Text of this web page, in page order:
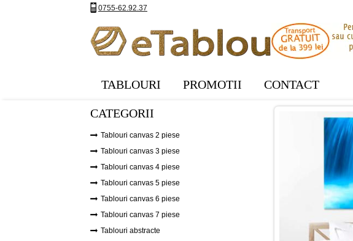
0755-62.92.37
TABLOURI PROMOTII CONTACT
CATEGORII
Tablouri canvas 2 piese
Tablouri canvas 3 piese
Tablouri canvas 4 piese
Tablouri canvas 5 piese
Tablouri canvas 6 piese
Tablouri canvas 7 piese
Tablouri abstracte